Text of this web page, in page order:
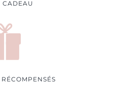
CADEAU